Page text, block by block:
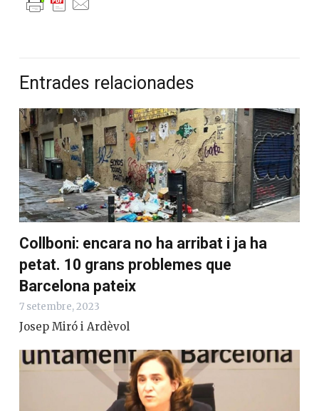
Entrades relacionades
Collboni: encara no ha arribat i ja ha
petat. 10 grans problemes que
Barcelona pateix
7 setembre, 2023
Josep Miró i Ardèvol